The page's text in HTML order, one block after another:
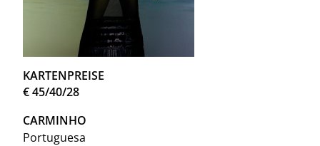
KARTENPREISE
€45/40/28
CARMINHO
Portuguesa